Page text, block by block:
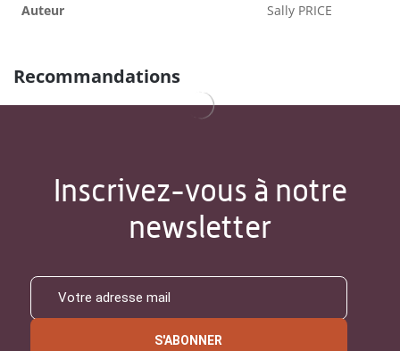
Auteur Sally PRICE
Recommandations
Inscrivez-vous à notre
newsletter
S'ABONNER